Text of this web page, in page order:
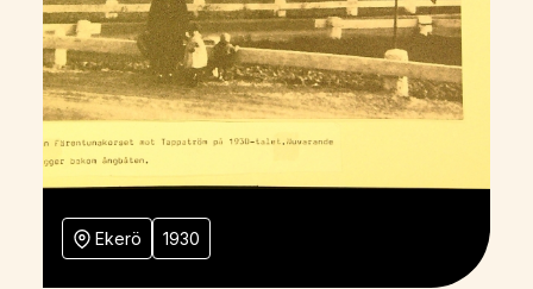
Ekerö 1930